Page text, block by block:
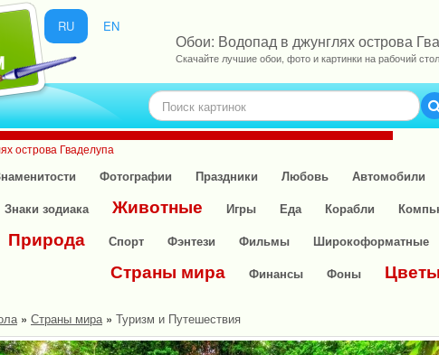
RU EN
Обои: Водопад в джунглях острова
Скачайте лучшие обои, фото и картинки на рабочий
острова Гваделупа
Фотографии Праздники Любовь Автомобили
Знаки зодиака Животные Игры Еда Корабли
Природа Спорт Фэнтези Фильмы Широкоформатные
Страны мира Финансы Фоны Цветы
» Страны мира» Туризм и Путешествия